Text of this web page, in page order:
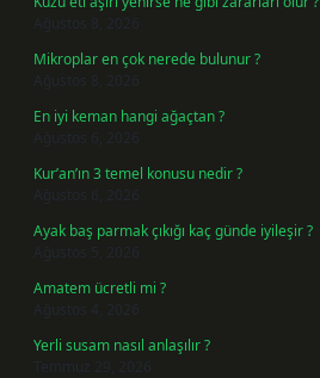
Ağustos 8, 2026
Mikroplar en çok nerede bulunur ?
Ağustos 8, 2026
En iyi keman hangi ağaçtan ?
Ağustos 6, 2026
Kur’an’ın 3 temel konusu nedir ?
Ağustos 6, 2026
Ayak baş parmak çıkığı kaç günde iyileşir ?
Ağustos 5, 2026
Amatem ücretli mi ?
Ağustos 4, 2026
Yerli susam nasıl anlaşılır ?
Temmuz 29, 2026